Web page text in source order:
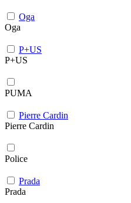
Oga
Oga
P+US
P+US
PUMA
Pierre Cardin
Pierre Cardin
Police
Prada
Prada